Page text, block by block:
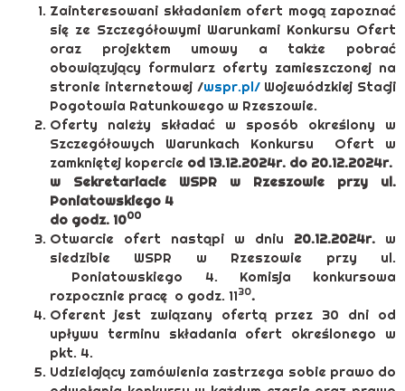
Zainteresowani składaniem ofert mogą zapoznać
się ze Szczegółowymi Warunkami Konkursu Ofert
oraz projektem umowy a także pobrać
obowiązujący formularz oferty zamieszczonej na
stronie internetowej /wspr.pl/Wojewódzkiej Stacji
Pogotowia Ratunkowego w Rzeszowie.
Oferty należy składać w sposób określony w
Szczegółowych Warunkach Konkursu Ofert w
zamkniętej kopercie od 13.12.2024r. do 20.12.2024r.
w Sekretariacie WSPR w Rzeszowie przy ul.
Poniatowskiego 4
do godz. 1000
Otwarcie ofert nastąpi w dniu 20.12.2024r. w
siedzibie WSPR w Rzeszowie przy ul.
Poniatowskiego 4. Komisja konkursowa
rozpocznie pracę o godz. 1130.
Oferent jest związany ofertą przez 30 dni od
upływu terminu składania ofert określonego w
pkt. 4.
Udzielający zamówienia zastrzega sobie prawo do